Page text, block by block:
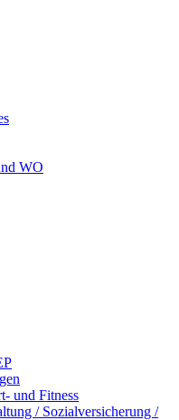
WO
und Fitness
/ Sozialversicherung /